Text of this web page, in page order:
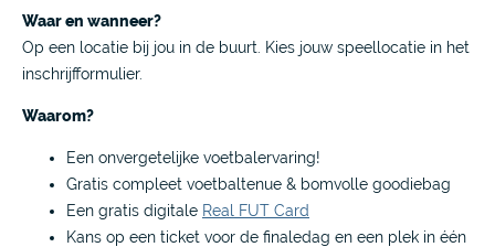
Waar en wanneer?
Op een locatie bij jou in de buurt. Kies jouw speellocatie in het
inschrijfformulier.
Waarom?
Een onvergetelijke voetbalervaring!
Gratis compleet voetbaltenue & bomvolle goodiebag
Een gratis digitale Real FUT Card
Kans op een ticket voor de finaledag en een plek in één